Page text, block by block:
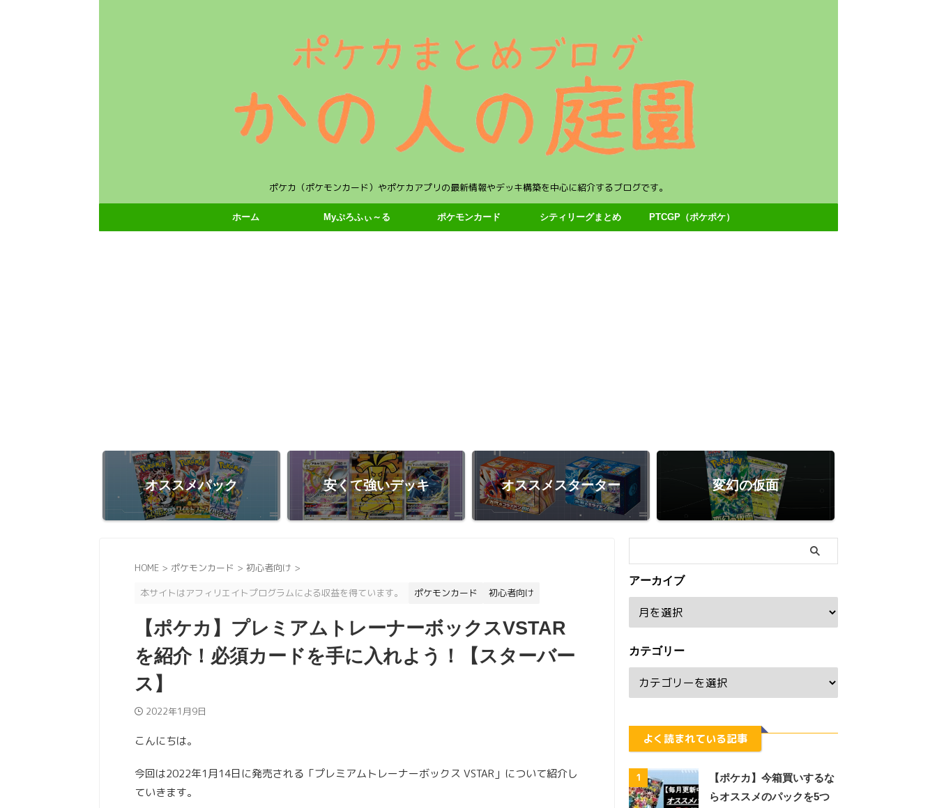
ポケカ（ポケモンカード）やポケカアプリの最新情報やデッキ構築を中心に紹介するブログです。
ホーム Myぷろふぃ～る ポケモンカード シティリーグまとめ PTCGP（ポケポケ）
オススメパック 安くて強いデッキ オススメスターター 変幻の仮面
HOME > ポケモンカード > 初心者向け >
本サイトはアフィリエイトプログラムによる収益を得ています。
ポケモンカード 初心者向け
【ポケカ】プレミアムトレーナーボックスVSTAR
を紹介！必須カードを手に入れよう！【スターバー
ス】
2022年1月9日
こんにちは。
今回は2022年1月14日に発売される「プレミアムトレーナーボックス VSTAR」について紹介し
ていきます。
アーカイブ
カテゴリー
よく読まれている記事
1
【ポケカ】今箱買いするな
らオススメのパックを5つ